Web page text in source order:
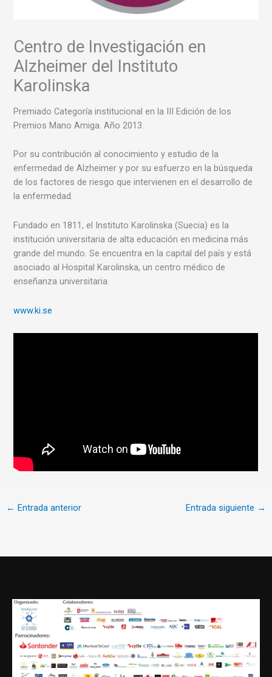
Centro de Investigación en
Alzheimer del Instituto
Karolinska
Premiado Categoría institucional en la III Edición de los
Premios Mano Amiga. Año 2013.
Por su contribución al conocimiento y estudio de la
enfermedad de Alzheimer y por su esfuerzo en la búsqueda
de los factores de riesgo que intervienen en el desarrollo de
la enfermedad.
Fundado en 1811, el Instituto Karolinska (Suecia) es la
institución universitaria de alta educación en medicina más
grande del mundo. Se encuentra en la capital del país y está
asociado al Hospital Karolinska, un centro médico de
enseñanza universitaria.
www.ki.se
← Entrada anterior Entrada siguiente →